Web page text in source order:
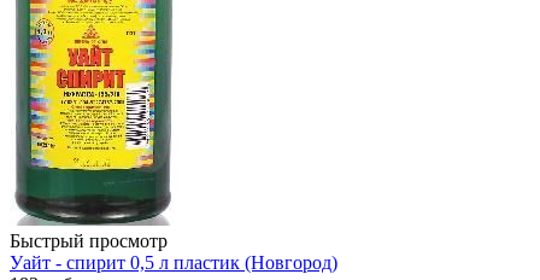
Быстрый просмотр
Уайт - спирит 0,5 л пластик (Новгород)